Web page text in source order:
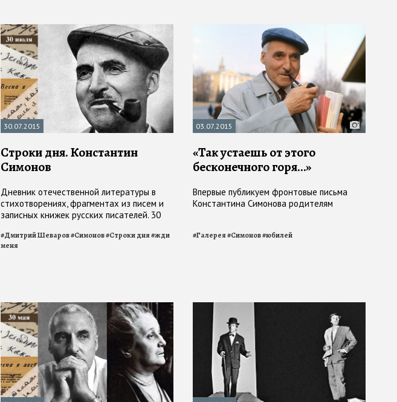
30.07.2015
Строки дня. Константин
Симонов
Дневник отечественной литературы в
стихотворениях, фрагментах из писем и
записных книжек русских писателей. 30
#Дмитрий Шеваров#Симонов#Строки дня#жди
меня
03.07.2015
«Так устаешь от этого
бесконечного горя…»
Впервые публикуем фронтовые письма
Константина Симонова родителям
#Галерея#Симонов#юбилей